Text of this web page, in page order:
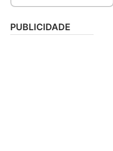
PUBLICIDADE